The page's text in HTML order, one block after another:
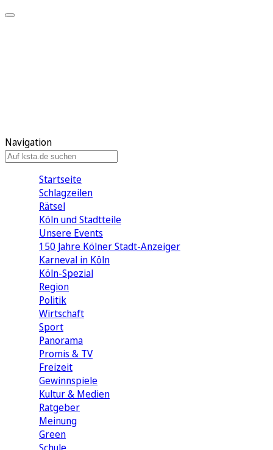
Navigation
Startseite
Schlagzeilen
Rätsel
Köln und Stadtteile
Unsere Events
150 Jahre Kölner Stadt-Anzeiger
Karneval in Köln
Köln-Spezial
Region
Politik
Wirtschaft
Sport
Panorama
Promis & TV
Freizeit
Gewinnspiele
Kultur & Medien
Ratgeber
Meinung
Green